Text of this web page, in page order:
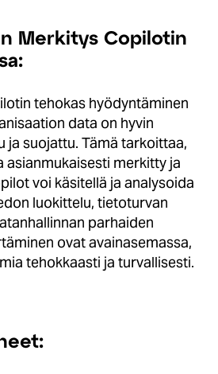
Merkitys Copilotin
tehokas hyödyntäminen
data on hyvin
ja suojattu. Tämä tarkoittaa,
asianmukaisesti merkitty ja
voi käsitellä ja analysoida
luokittelu, tietoturvan
parhaiden
ovat avainasemassa,
tehokkaasti ja turvallisesti.